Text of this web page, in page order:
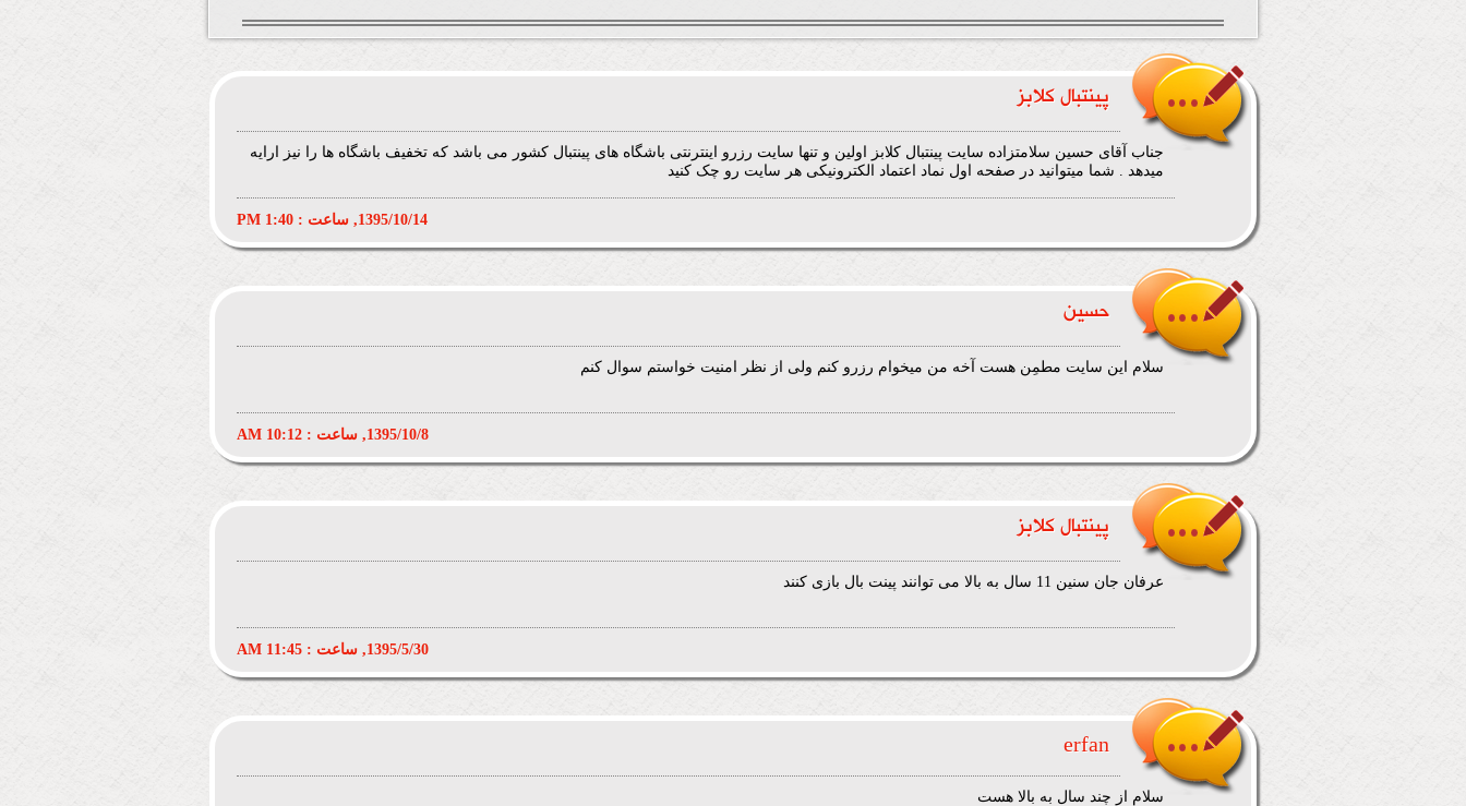
پینتبال کلابز
جناب آقای حسین سلامتزاده سایت پینتبال کلابز اولین و تنها سایت رزرو اینترنتی باشگاه های پینتبال کشور می باشد که تخفیف باشگاه ها را نیز ارایه
میدهد . شما میتوانید در صفحه اول نماد اعتماد الکترونیکی هر سایت رو چک کنید
1395/10/14, ساعت : 1:40 PM
حسین
سلام این سایت مطمِن هست آخه من میخوام رزرو کنم ولی از نظر امنیت خواستم سوال کنم
1395/10/8, ساعت : 10:12 AM
پینتبال کلابز
عرفان جان سنین 11 سال به بالا می توانند پینت بال بازی کنند
1395/5/30, ساعت : 11:45 AM
erfan
سلام از چند سال به بالا هست